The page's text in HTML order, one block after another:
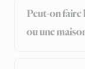
Peut-on faire
ou une